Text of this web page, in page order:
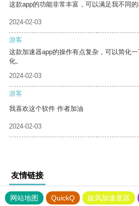
这款app的功能非常丰富，可以满足我不同的
2024-02-03
游客
这款加速器app的操作有点复杂，可以简化
化。
2024-02-03
游客
我喜欢这个软件 作者加油
2024-02-03
友情链接
网站地图 QuickQ 旋风加速度器